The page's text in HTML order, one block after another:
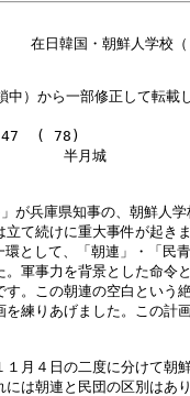
韓国・朝鮮人学校（
から一部修正して転載
( 78)
　　　　半月城
庫県知事の、朝鮮人学
て続けに重大事件が起き
して、「朝連」・「民
。軍事力を背景とした命令
。この朝連の空白という
練りあげました。この計
４日の二度に分けて朝
には朝連と民団の区別はあ